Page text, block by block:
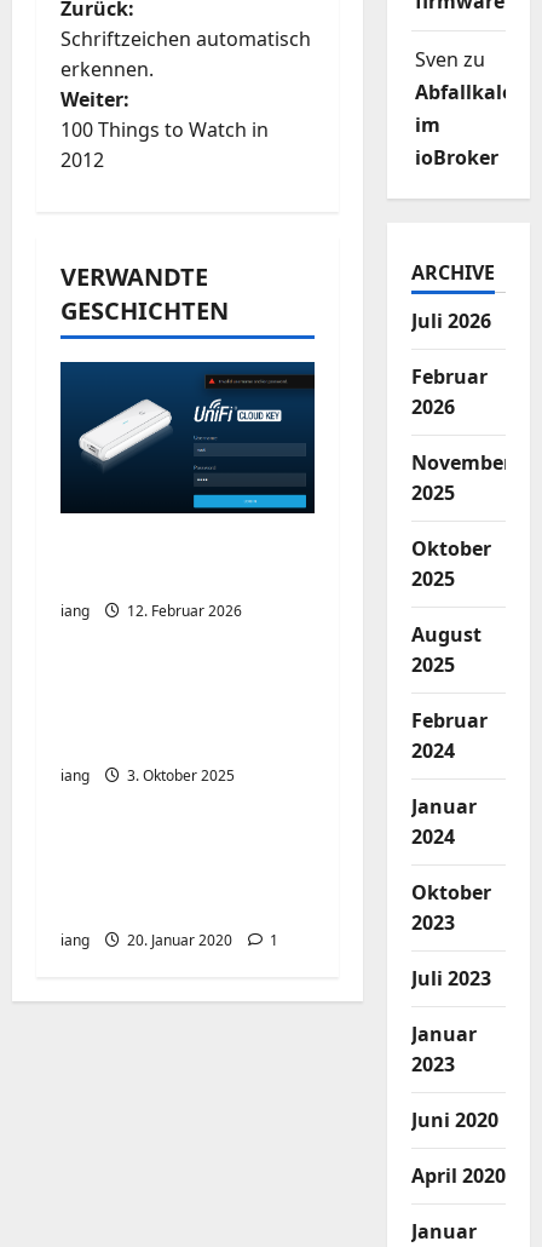
B
e
i
t
a
g
s
n
v
g
i
Zurück:
Schriftzeichen automatisch
erkennen.
Weiter:
100 Things to Watch in
2012
VERWANDTE
GESCHICHTEN
iang 12. Februar 2026
iang 3. Oktober 2025
iang 20. Januar 2020 1
Sven zu
im
ioBroker
ARCHIVE
Juli 2026
Februar
2026
November
2025
Oktober
2025
August
2025
Februar
2024
Januar
2024
Oktober
2023
Juli 2023
Januar
2023
Juni 2020
April 2020
Januar